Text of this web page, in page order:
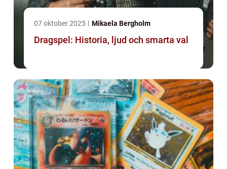
07 oktober 2025 Mikaela Bergholm
Dragspel: Historia, ljud och smarta val